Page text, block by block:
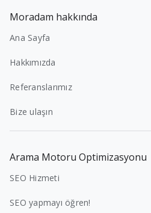
Moradam hakkında
Ana Sayfa
Hakkımızda
Referanslarımız
Bize ulaşın
Arama Motoru Optimizasyonu
SEO Hizmeti
SEO yapmayı öğren!